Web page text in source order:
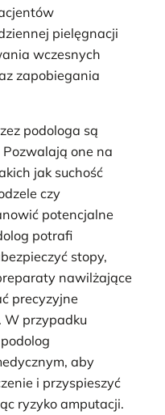
pielęgnacji
wczesnych
zapobiegania
podologa są
one na
jak suchość
czy
potencjalne
potrafi
stopy,
nawilżające
precyzyjne
W przypadku
aby
i przyspieszyć
ryzyko amputacji.